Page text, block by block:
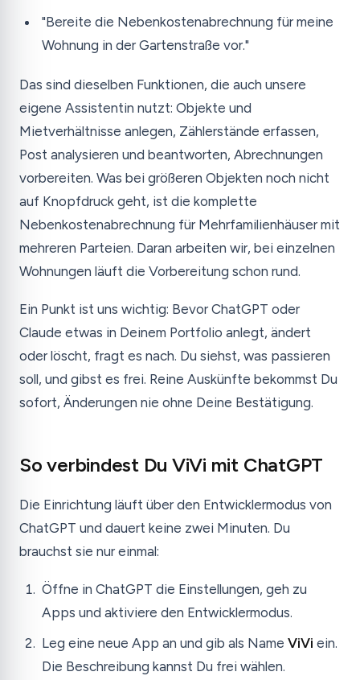
"Bereite die Nebenkostenabrechnung für meine
Wohnung in der Gartenstraße vor."
Das sind dieselben Funktionen, die auch unsere
eigene Assistentin nutzt: Objekte und
Mietverhältnisse anlegen, Zählerstände erfassen,
Post analysieren und beantworten, Abrechnungen
vorbereiten. Was bei größeren Objekten noch nicht
auf Knopfdruck geht, ist die komplette
Nebenkostenabrechnung für Mehrfamilienhäuser mit
mehreren Parteien. Daran arbeiten wir, bei einzelnen
Wohnungen läuft die Vorbereitung schon rund.
Ein Punkt ist uns wichtig: Bevor ChatGPT oder
Claude etwas in Deinem Portfolio anlegt, ändert
oder löscht, fragt es nach. Du siehst, was passieren
soll, und gibst es frei. Reine Auskünfte bekommst Du
sofort, Änderungen nie ohne Deine Bestätigung.
So verbindest Du ViVi mit ChatGPT
Die Einrichtung läuft über den Entwicklermodus von
ChatGPT und dauert keine zwei Minuten. Du
brauchst sie nur einmal:
Öffne in ChatGPT die Einstellungen, geh zu
Apps und aktiviere den Entwicklermodus.
Leg eine neue App an und gib als Name ViVi ein.
Die Beschreibung kannst Du frei wählen.